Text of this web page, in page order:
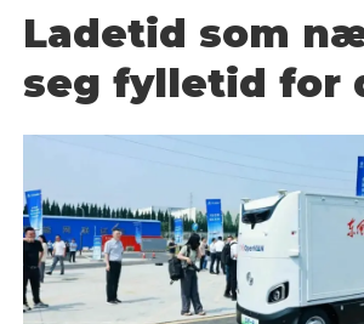
Ladetid som
seg fylletid for